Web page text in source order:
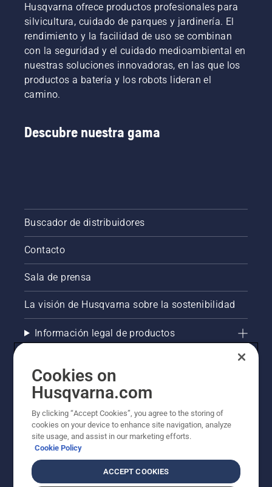
Husqvarna ofrece productos profesionales para
silvicultura, cuidado de parques y jardinería. El
rendimiento y la facilidad de uso se combinan
con la seguridad y el cuidado medioambiental en
nuestras soluciones innovadoras, en las que los
productos a batería y los robots lideran el
camino.
Descubre nuestra gama
Buscador de distribuidores
Contacto
Sala de prensa
La visión de Husqvarna sobre la sostenibilidad
Información legal de productos
AlertLine/Canal de Denúncias
Cookies on
Husqvarna.com
By clicking “Accept Cookies”, you agree to the storing of
cookies on your device to enhance site navigation, analyze
site usage, and assist in our marketing efforts.
Cookie Policy
ACCEPT COOKIES